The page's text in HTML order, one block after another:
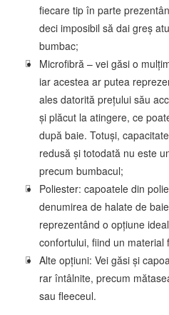
fiecare tip în parte
deci imposibil să dai greș
bumbac;
Microfibră – vei găsi o
iar acestea ar putea
ales datorită prețului său
și plăcut la atingere, ce
după baie. Totuși,
redusă și totodată nu este
precum bumbacul;
Poliester: capoatele din
denumirea de halate de
reprezentând o opțiune
confortului, fiind un material
Alte opțiuni: Vei găsi și
rar întâlnite, precum
sau fleeceul.